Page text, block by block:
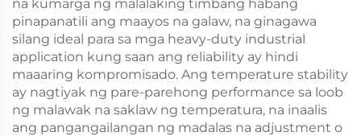
na kumarga ng malalaking timbang habang
pinapanatili ang maayos na galaw, na ginagawa
silang ideal para sa mga heavy-duty industrial
application kung saan ang reliability ay hindi
maaaring kompromisado. Ang temperature stability
ay nagtiyak ng pare-parehong performance sa loob
ng malawak na saklaw ng temperatura, na inaalis
ang pangangailangan ng madalas na adjustment o